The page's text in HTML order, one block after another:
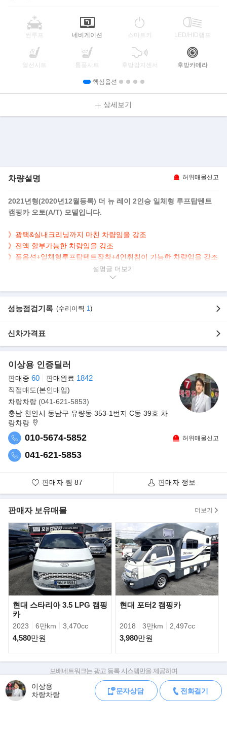
썬루프 네비게이션 스마트키 LED/HID램프
열선시트 통풍시트 후방감지센서 후방카메라
핵심옵션
상세보기
차량설명 허위매물신고
2021년형(2020년12월등록) 더 뉴 레이 2인승 일체형 루프탑텐트
캠핑카 오토(A/T) 모델입니다.
》광택&실내크리닝까지 마친 차량임을 강조
》전액 할부가능한 차량임을 강조
》풀옵션+일체형루프탑텐트장착+4인취침이 가능한 차량임을 강조
- 주행거리: 3만 9천km
- 판매가격: 1,980만원 (차량+개조비+개소세+부가세 포함)
(방문시 예약 필수!)
▶옵션사항
- 일체형루프탑텐트
- 일산철 베터리 200A
- 인버터 2KW
- 주행충전기
- 한전충전기
- 태양광충전기
- 컨트롤박스
- 그외 등
▶판매자의 한마디
국내 캠핑카 단일매장으로는 최대매장(150대의 캠핑카 동시 전시
중)
[모든캠핑카] 유튜브, 블로그(네이버), 밴드(네이버)에서 언제든지
볼수 있습니다.
캠핑카를 전문적으로 제작&판매하는 모든캠핑카입니다.
2인승캠핑카 구조변경 완료, 2종보통운전가능(원적2인승밴),
전액할부가능, 일체형루프탑텐트+인산철200A+인버터+주행충전기
+태양광!
》본 차량 매력 포인트
차박용으로 최적!
》차량 특성
캠핑, 차박, 낚시용, 자가용으로 활용도가 많은 차량
》캠핑족으로써 욕먹을 차량은 아니라고 생각합니다.
설명글
성능점검기록 (수리이력 1)
신차가격표
이상용 인증딜러
판매중 60 판매완료 1842
직접매도(본인매입)
차랑차랑 (041-621-5853)
충남 천안시 동남구 유량동 353-1번지 C동 39호 차
랑차랑
010-5674-5852
041-621-5853
허위매물신고
판매자 찜 87 판매자 정보
판매자 보유매물 더보기
현대 스타리아 3.5 LPG 캠핑
카
2023 6만km 3,470cc
4,580만원
현대 포터2 캠핑카
2018 3만km 2,497cc
3,980만원
이상용
차랑차랑
문자상담 전화걸기
보배네트워크는 광고 등록 시스템만을 제공하며
판매자가 직접 등록한 내용에 대한 모든 책임은 판매자에게 있습니다.
차량 구매 시 차량등록증, 성능점검기록부, 실제 차량 상태,
차대번호 조회로 직접 정보를 확인하세요.